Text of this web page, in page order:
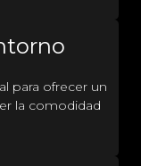
para ofrecer un
la comodidad